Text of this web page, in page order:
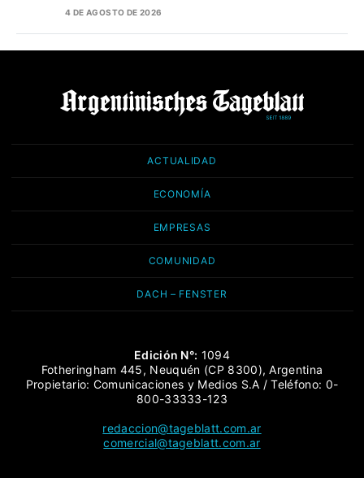
4 DE AGOSTO DE 2026
ACTUALIDAD
ECONOMÍA
EMPRESAS
COMUNIDAD
DACH – FENSTER
Edición N°: 1094
Fotheringham 445, Neuquén (CP 8300), Argentina
Propietario: Comunicaciones y Medios S.A / Teléfono: 0-
800-33333-123
redaccion@tageblatt.com.ar
comercial@tageblatt.com.ar